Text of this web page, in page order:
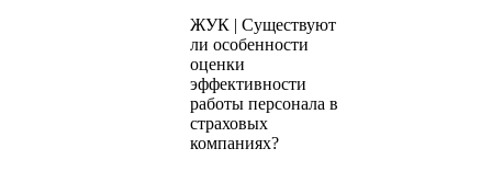
ЖУК | Существуют
ли особенности
оценки
эффективности
работы персонала в
страховых
компаниях?